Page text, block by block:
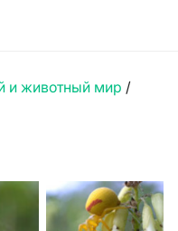
и животный мир /